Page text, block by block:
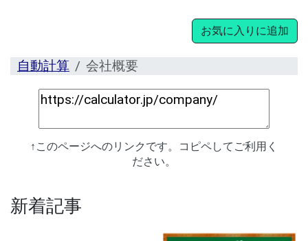
お気に入りに追加
自動計算 会社概要
↑このページへのリンクです。コピペしてご利用く
ださい。
新着記事